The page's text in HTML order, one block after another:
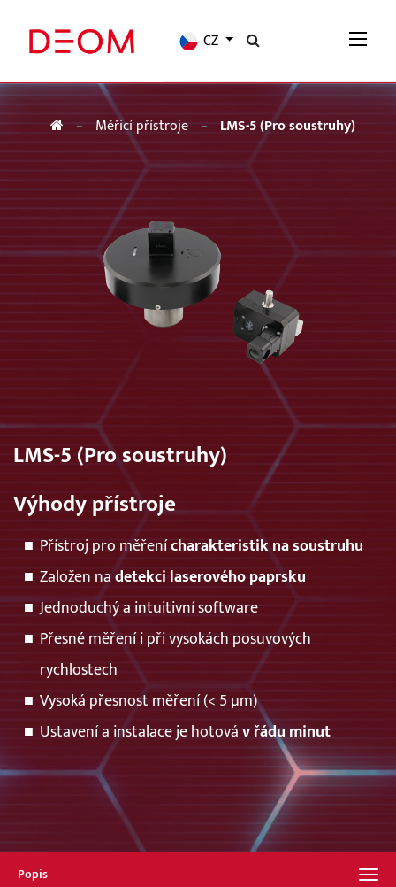
CZ
Měřicí přístroje LMS-5 (Pro soustruhy)
LMS-5 (Pro soustruhy)
Výhody přístroje
Přístroj pro měřenícharakteristik na soustruhu
Založen nadetekci laserového paprsku
Jednoduchý a intuitivní software
Přesné měření i při vysokách posuvových
rychlostech
Vysoká přesnost měření (< 5 µm)
Ustavení a instalace je hotováv řádu minut
Popis